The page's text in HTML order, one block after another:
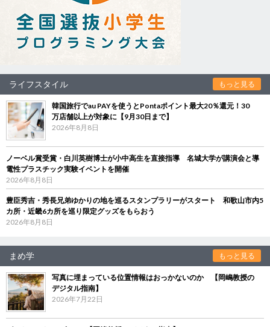
ライフスタイル もっと見る
韓国旅行でau PAYを使うとPontaポイント最大20％還元！30
万店舗以上が対象に【9月30日まで】
2026年8月8日
ノーベル賞受賞・白川英樹博士が小中高生を直接指導 名城大学が講演会と導
電性プラスチック実験イベントを開催
2026年8月8日
豊臣秀吉・秀長兄弟ゆかりの地を巡るスタンプラリーがスタート 和歌山市内5
カ所・近畿6カ所を巡り限定グッズをもらおう
2026年8月8日
まめ学 もっと見る
写真に埋まっている位置情報はおっかないのか 【岡嶋教授の
デジタル指南】
2026年7月22日